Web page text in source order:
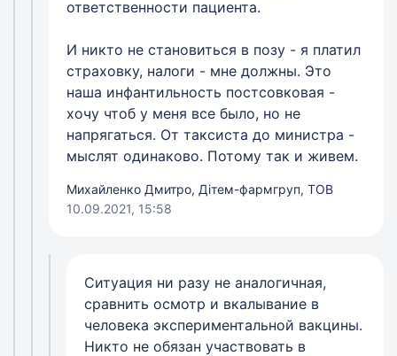
ответственности пациента.
И никто не становиться в позу - я платил
страховку, налоги - мне должны. Это
наша инфантильность постсовковая -
хочу чтоб у меня все было, но не
напрягаться. От таксиста до министра -
мыслят одинаково. Потому так и живем.
Михайленко Дмитро, Дітем-фармгруп, ТОВ
10.09.2021, 15:58
Ситуация ни разу не аналогичная,
сравнить осмотр и вкалывание в
человека экспериментальной вакцины.
Никто не обязан участвовать в